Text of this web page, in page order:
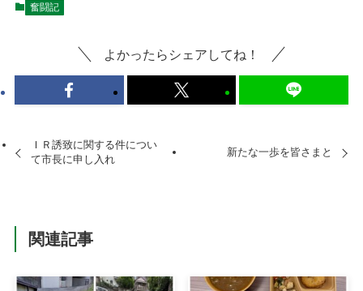
奮闘記
よかったらシェアしてね！
ＩＲ誘致に関する件につい
て市長に申し入れ
新たな一歩を皆さまと
関連記事